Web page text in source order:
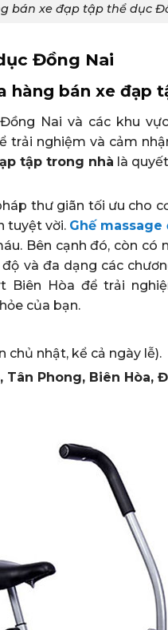
bán xe đạp tập thể dục
Đồng Nai
hàng bán xe đạp
Nai và các khu
trải nghiệm và cảm
tập trong nhà là
thư giãn tối ưu cho
tuyệt vời. Ghế massage
Bên cạnh đó, còn
và đa dạng các
Biên Hòa để trải
của bạn.
chủ nhật, kể cả ngày lễ).
Tân Phong, Biên Hòa,